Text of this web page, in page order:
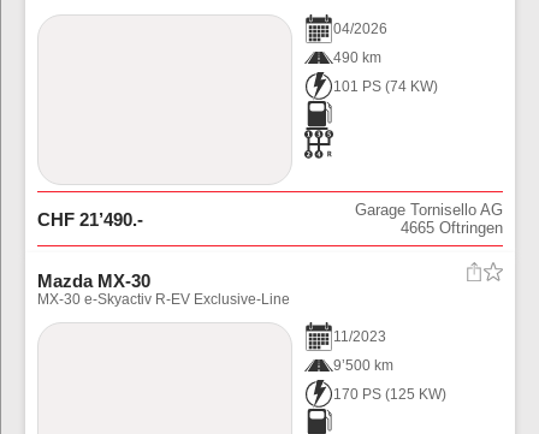
04/2026
490 km
101 PS (74 KW)
CHF 21’490.-
Garage Tornisello AG
4665 Oftringen
Mazda MX-30
MX-30 e-Skyactiv R-EV Exclusive-Line
11/2023
9’500 km
170 PS (125 KW)